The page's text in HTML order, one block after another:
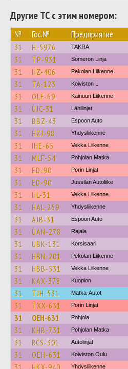
Другие ТС с этим номером:
№ Гос.№ Предприятие
31 H-5976 TAKRA
31 TP-931 Someron Linja
31 HZ-406 Pekolan Liikenne
31 TA-123 Koiviston L
31 OLF-69 Kainuun Liikenne
31 UJC-31 Lähilinjat
31 BBZ-43 Espoon Auto
31 HZJ-98 Yhdysliikenne
31 IHE-65 Vekka Liikenne
31 MLF-54 Pohjolan Matka
31 ED-90 Porin Linjat
31 ED-90 Jussilan Autoliike
31 HL-31 Vekka Liikenne
31 HAL-269 Yhdysliikenne
31 AJB-31 Espoon Auto
31 UAN-278 Rajala
31 UBK-131 Korsisaari
31 HBN-201 Pekolan Liikenne
31 HBB-531 Vekka Liikenne
31 KAX-378 Kuopion
31 TJH-531 Matka-Autot
31 TXX-631 Porin Linjat
31 OEH-631 Pohjola
31 KHB-731 Pohjolan Matka
31 RCS-301 Autolinjat
31 OEH-631 Koiviston Oulu
31 HKX-940 Yhdysliikenne